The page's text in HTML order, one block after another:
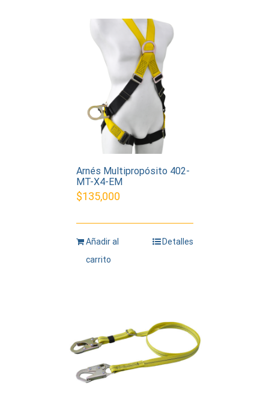
Arnés Multipropósito 402-
MT-X4-EM
$135,000
Añadir al
carrito
Detalles